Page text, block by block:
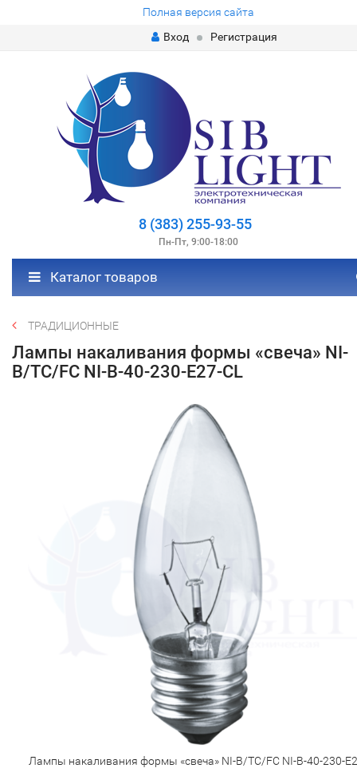
Полная версия сайта
Вход
Регистрация
8 (383) 255-93-55
Пн-Пт, 9:00-18:00
Каталог товаров
ТРАДИЦИОННЫЕ
Лампы накаливания формы «свеча» NI-
B/TC/FC NI-B-40-230-E27-CL
Лампы накаливания формы «свеча» NI-B/TC/FC NI-B-40-230-